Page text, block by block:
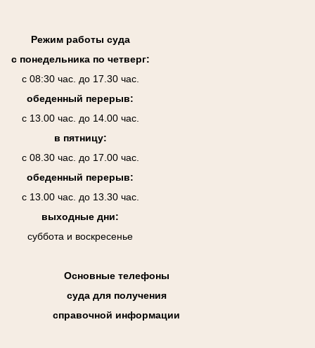
Режим работы суда
с понедельника по четверг:
с 08:30 час. до 17.30 час.
обеденный перерыв:
с 13.00 час. до 14.00 час.
в пятницу:
с 08.30 час. до 17.00 час.
обеденный перерыв:
с 13.00 час. до 13.30 час.
выходные дни:
суббота и воскресенье
Основные телефоны
суда для получения
справочной информации